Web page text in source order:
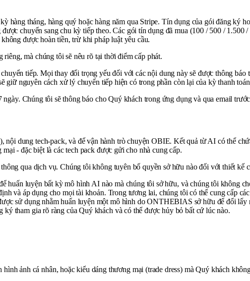
hàng tháng, hàng quý hoặc hàng năm qua Stripe. Tín dụng của gói đăng ký
chuyển sang chu kỳ tiếp theo. Các gói tín dụng đã mua (100 / 500 / 1.500
được hoàn tiền, trừ khi pháp luật yêu cầu.
mà chúng tôi sẽ nêu rõ tại thời điểm cấp phát.
tiếp. Mọi thay đổi trọng yếu đối với các nội dung này sẽ được thông báo
nguyên cách xử lý chuyển tiếp hiện có trong phần còn lại của kỳ thanh
Chúng tôi sẽ thông báo cho Quý khách trong ứng dụng và qua email
dung tech-pack, và để vận hành trò chuyện OBIE. Kết quả từ AI có thể
- đặc biệt là các tech pack được gửi cho nhà cung cấp.
qua dịch vụ. Chúng tôi không tuyên bố quyền sở hữu nào đối với thiết kế
huấn luyện bất kỳ mô hình AI nào mà chúng tôi sở hữu, và chúng tôi không
và áp dụng cho mọi tài khoản. Trong tương lai, chúng tôi có thể cung cấp
sử dụng nhằm huấn luyện một mô hình do ONTHEBIAS sở hữu để đổi
tham gia rõ ràng của Quý khách và có thể được hủy bỏ bất cứ lúc nào.
ảnh cá nhân, hoặc kiểu dáng thương mại (trade dress) mà Quý khách